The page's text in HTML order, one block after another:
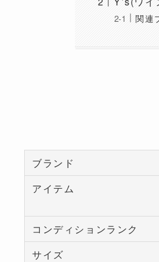
関連
ブランド
アイテム
コンディションランク
サイズ